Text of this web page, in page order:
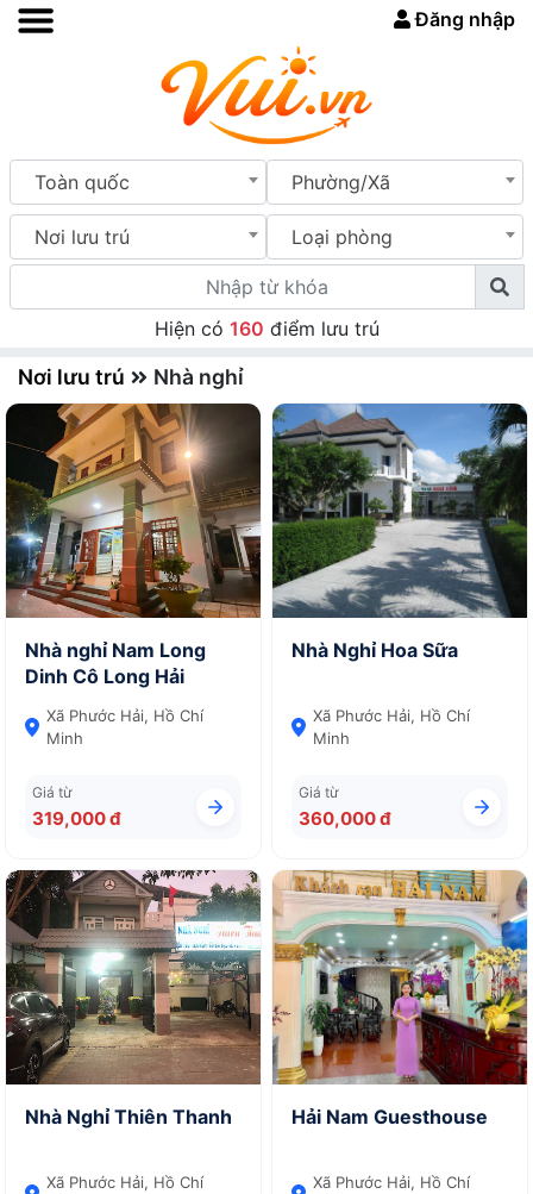
Đăng nhập
Toàn quốc Phường/Xã
Nơi lưu trú Loại phòng
Hiện có 160 điểm lưu trú
Nơi lưu trú Nhà nghỉ
Nhà nghỉ Nam Long
Dinh Cô Long Hải
Xã Phước Hải, Hồ Chí
Minh
Giá từ
319,000 đ
Nhà Nghỉ Hoa Sữa
Xã Phước Hải, Hồ Chí
Minh
Giá từ
360,000 đ
Nhà Nghỉ Thiên Thanh
Xã Phước Hải, Hồ Chí
Hải Nam Guesthouse
Xã Phước Hải, Hồ Chí